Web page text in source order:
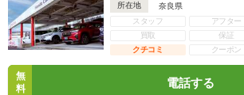
所在地
奈良県
スタッフ
アフター
買取
保証
クチコミ
クーポン
無
料
電話する